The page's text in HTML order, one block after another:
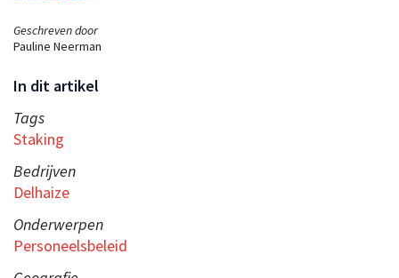
Geschreven door
Pauline Neerman
In dit artikel
Tags
Staking
Bedrijven
Delhaize
Onderwerpen
Personeelsbeleid